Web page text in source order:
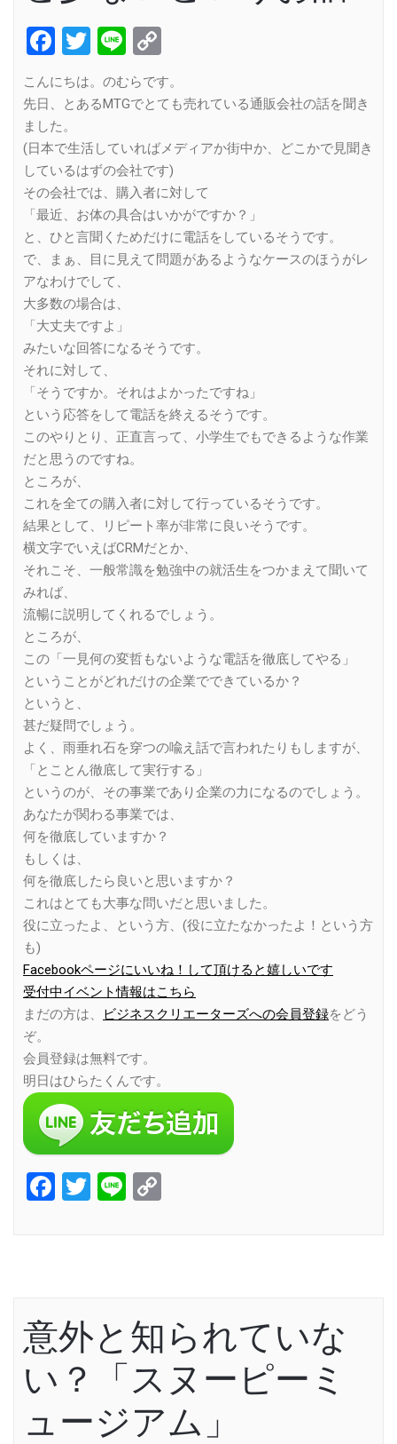
Facebook
Twitter
Line
Link
こんにちは。のむらです。
先日、とあるMTGでとても売れている通販会社の話を聞き
ました。
(日本で生活していればメディアか街中か、どこかで見聞き
しているはずの会社です)
その会社では、購入者に対して
「最近、お体の具合はいかがですか？」
と、ひと言聞くためだけに電話をしているそうです。
で、まぁ、目に見えて問題があるようなケースのほうがレ
アなわけでして、
大多数の場合は、
「大丈夫ですよ」
みたいな回答になるそうです。
それに対して、
「そうですか。それはよかったですね」
という応答をして電話を終えるそうです。
このやりとり、正直言って、小学生でもできるような作業
だと思うのですね。
ところが、
これを全ての購入者に対して行っているそうです。
結果として、リピート率が非常に良いそうです。
横文字でいえばCRMだとか、
それこそ、一般常識を勉強中の就活生をつかまえて聞いて
みれば、
流暢に説明してくれるでしょう。
ところが、
この「一見何の変哲もないような電話を徹底してやる」
ということがどれだけの企業でできているか？
というと、
甚だ疑問でしょう。
よく、雨垂れ石を穿つの喩え話で言われたりもしますが、
「とことん徹底して実行する」
というのが、その事業であり企業の力になるのでしょう。
あなたが関わる事業では、
何を徹底していますか？
もしくは、
何を徹底したら良いと思いますか？
これはとても大事な問いだと思いました。
役に立ったよ、という方、(役に立たなかったよ！という方
も)
Facebookページにいいね！して頂けると嬉しいです
受付中イベント情報はこちら
まだの方は、
ビジネスクリエーターズへの会員登録をどう
ぞ。
会員登録は無料です。
明日はひらたくんです。
Facebook
Twitter
Line
意外と知られていな
い？「スヌーピーミ
ュージアム」